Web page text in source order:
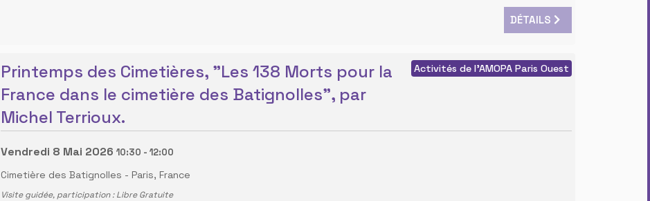
DÉTAILS
Printemps des Cimetières, "Les 138 Morts pour la
France dans le cimetière des Batignolles", par
Michel Terrioux.
Activités de l'AMOPA Paris Ouest
Vendredi 8 Mai 2026 10:30 - 12:00
Cimetière des Batignolles - Paris, France
Visite guidée, participation : Libre Gratuite